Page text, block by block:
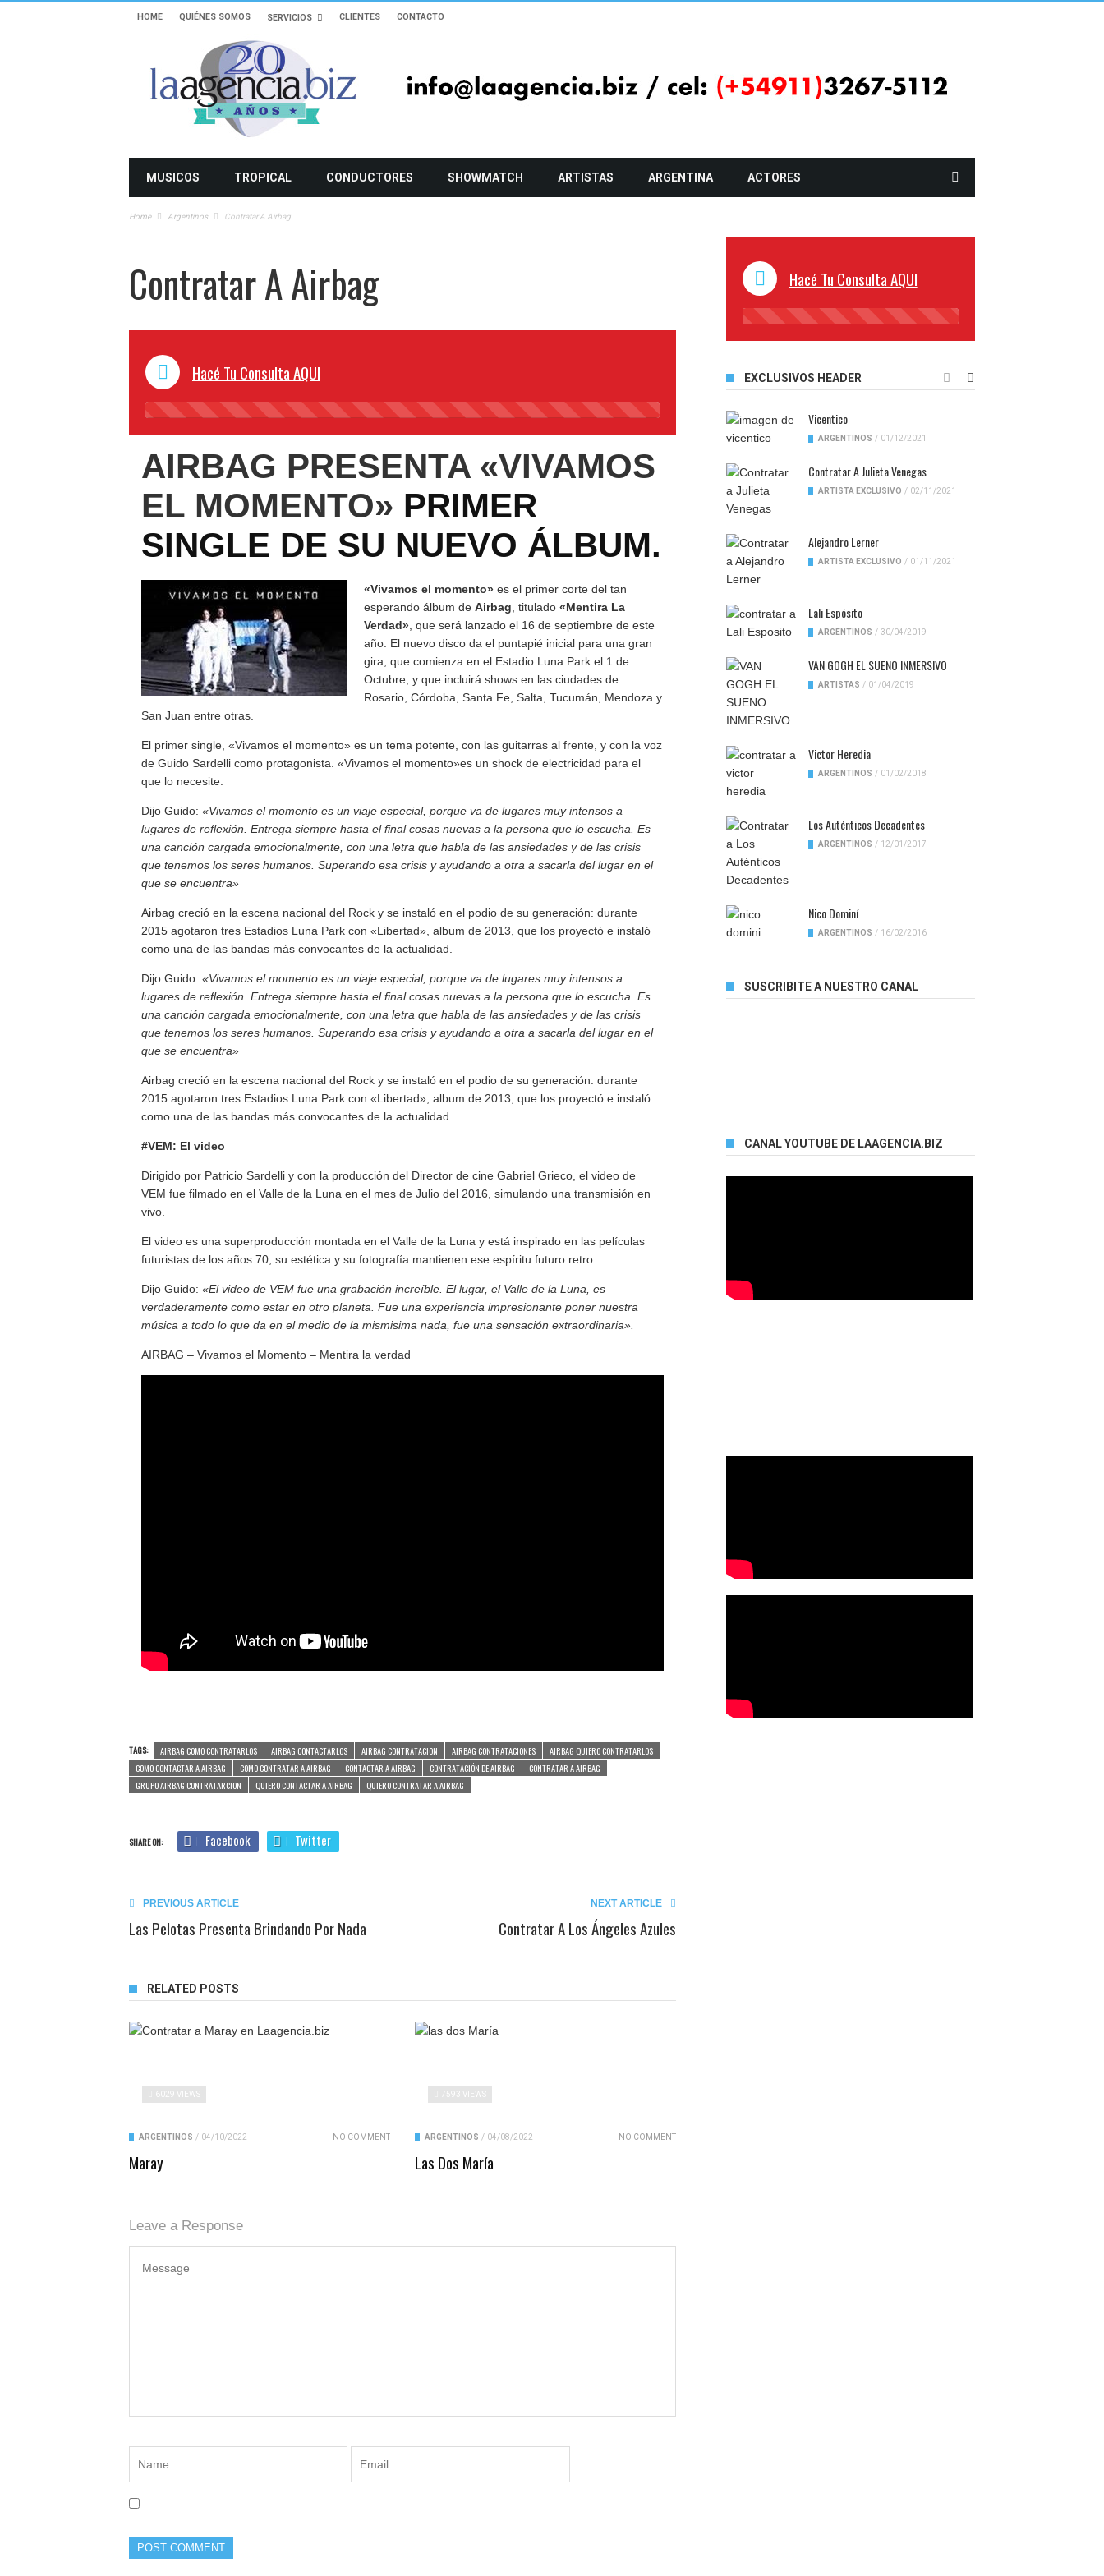
HOME QUIÉNES SOMOS SERVICIOS CLIENTES CONTACTO
MUSICOS TROPICAL CONDUCTORES SHOWMATCH ARTISTAS ARGENTINA ACTORES
Home Argentinos Contratar A Airbag
Contratar A Airbag
Hacé Tu Consulta AQUI
45%
AIRBAG PRESENTA «VIVAMOS
EL MOMENTO» PRIMER
SINGLE DE SU NUEVO ÁLBUM.
«Vivamos el momento» es el primer corte del tan
esperando álbum de Airbag , titulado «Mentira La
Verdad» , que será lanzado el 16 de septiembre de este
año. El nuevo disco da el puntapié inicial para una gran
gira, que comienza en el Estadio Luna Park el 1 de
Octubre, y que incluirá shows en las ciudades de
Rosario, Córdoba, Santa Fe, Salta, Tucumán, Mendoza y
San Juan entre otras.
El primer single, «Vivamos el momento» es un tema potente, con las guitarras al frente, y con la voz
de Guido Sardelli como protagonista. «Vivamos el momento»es un shock de electricidad para el
que lo necesite.
Dijo Guido: «Vivamos el momento es un viaje especial, porque va de lugares muy intensos a
lugares de reflexión. Entrega siempre hasta el final cosas nuevas a la persona que lo escucha. Es
una canción cargada emocionalmente, con una letra que habla de las ansiedades y de las crisis
que tenemos los seres humanos. Superando esa crisis y ayudando a otra a sacarla del lugar en el
que se encuentra»
Airbag creció en la escena nacional del Rock y se instaló en el podio de su generación: durante
2015 agotaron tres Estadios Luna Park con «Libertad», album de 2013, que los proyectó e instaló
como una de las bandas más convocantes de la actualidad.
Dijo Guido: «Vivamos el momento es un viaje especial, porque va de lugares muy intensos a
lugares de reflexión. Entrega siempre hasta el final cosas nuevas a la persona que lo escucha. Es
una canción cargada emocionalmente, con una letra que habla de las ansiedades y de las crisis
que tenemos los seres humanos. Superando esa crisis y ayudando a otra a sacarla del lugar en el
que se encuentra»
Airbag creció en la escena nacional del Rock y se instaló en el podio de su generación: durante
2015 agotaron tres Estadios Luna Park con «Libertad», album de 2013, que los proyectó e instaló
como una de las bandas más convocantes de la actualidad.
#VEM: El video
Dirigido por Patricio Sardelli y con la producción del Director de cine Gabriel Grieco, el video de
VEM fue filmado en el Valle de la Luna en el mes de Julio del 2016, simulando una transmisión en
vivo.
El video es una superproducción montada en el Valle de la Luna y está inspirado en las películas
futuristas de los años 70, su estética y su fotografía mantienen ese espíritu futuro retro.
Dijo Guido: «El video de VEM fue una grabación increíble. El lugar, el Valle de la Luna, es
verdaderamente como estar en otro planeta. Fue una experiencia impresionante poner nuestra
música a todo lo que da en el medio de la mismisima nada, fue una sensación extraordinaria».
AIRBAG – Vivamos el Momento – Mentira la verdad
TAGS: AIRBAG COMO CONTRATARLOS AIRBAG CONTACTARLOS AIRBAG CONTRATACION AIRBAG CONTRATACIONES
AIRBAG QUIERO CONTRATARLOS
COMO CONTACTAR A AIRBAG
COMO CONTRATAR A AIRBAG CONTACTAR A AIRBAG CONTRATACIÓN DE AIRBAG
CONTRATAR A AIRBAG
GRUPO AIRBAG CONTRATARCION
QUIERO CONTACTAR A AIRBAG QUIERO CONTRATAR A AIRBAG
SHARE ON: Facebook Twitter
PREVIOUS ARTICLE
Las Pelotas Presenta Brindando Por Nada
NEXT ARTICLE
Contratar A Los Ángeles Azules
RELATED POSTS
6029 VIEWS
ARGENTINOS / 04/10/2022 NO COMMENT
Maray
7593 VIEWS
ARGENTINOS / 04/08/2022 NO COMMENT
Las Dos María
Leave a Response
Hacé Tu Consulta AQUI
45%
EXCLUSIVOS HEADER
Vicentico
ARGENTINOS / 01/12/2021
Contratar A Julieta Venegas
ARTISTA EXCLUSIVO / 02/11/2021
Alejandro Lerner
ARTISTA EXCLUSIVO / 01/11/2021
Lali Espósito
ARGENTINOS / 30/04/2019
VAN GOGH EL SUENO INMERSIVO
ARTISTAS / 01/04/2019
Victor Heredia
ARGENTINOS / 01/02/2018
Los Auténticos Decadentes
ARGENTINOS / 12/01/2017
Nico Dominí
ARGENTINOS / 16/02/2016
SUSCRIBITE A NUESTRO CANAL
CANAL YOUTUBE DE LAAGENCIA.BIZ